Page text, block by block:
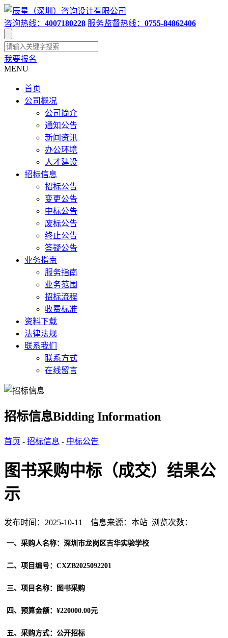
咨询热线： 4007180228 服务监督热线： 0755-84862406
我要报名
MENU
首页
公司概况
公司简介
通知公告
新闻资讯
办公环境
人才建设
招标信息
招标公告
变更公告
中标公告
废标公告
终止公告
答疑公告
业务指南
服务指南
业务范围
招标流程
收费标准
资料下载
法律法规
联系我们
联系方式
在线留言
招标信息Bidding Information
首页 - 招标信息 - 中标公告
图书采购中标（成交）结果公
示
发布时间：2025-10-11 信息来源：本站 浏览次数：
一、 采购人名称： 深圳市龙岗区吉华实验学校
二、 项目编号： CXZB2025092201
三、项目名称：图书采购
四、预算金额： ¥220000.00元
五、采购方式：公开招标